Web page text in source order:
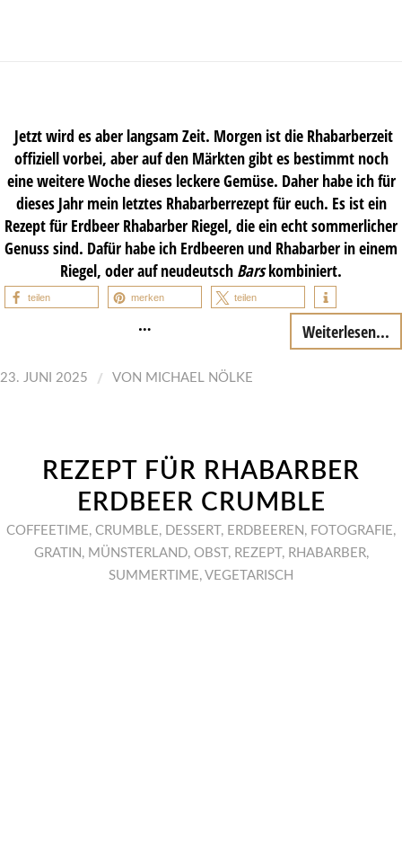
Jetzt wird es aber langsam Zeit. Morgen ist die Rhabarberzeit
offiziell vorbei, aber auf den Märkten gibt es bestimmt noch
eine weitere Woche dieses leckere Gemüse. Daher habe ich für
dieses Jahr mein letztes Rhabarberrezept für euch. Es ist ein
Rezept für Erdbeer Rhabarber Riegel, die ein echt sommerlicher
Genuss sind. Dafür habe ich Erdbeeren und Rhabarber in einem
Riegel, oder auf neudeutsch Barskombiniert.
teilen merken teilen
… Weiterlesen...
23. JUNI 2025 / VON MICHAEL NÖLKE
REZEPT FÜR RHABARBER
ERDBEER CRUMBLE
COFFEETIME, CRUMBLE, DESSERT, ERDBEEREN , FOTOGRAFIE,
GRATIN , MÜNSTERLAND, OBST, REZEPT, RHABARBER,
SUMMERTIME, VEGETARISCH